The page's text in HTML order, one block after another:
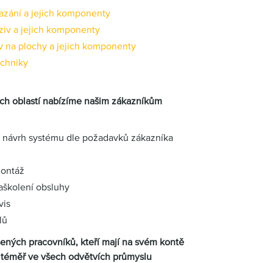
a jejich komponenty
a jejich komponenty
na plochy a jejich komponenty
oblastí nabízíme našim zákazníkům
systému dle požadavků zákazníka
obsluhy
pracovníků, kteří mají na svém kontě
ve všech odvětvích průmyslu